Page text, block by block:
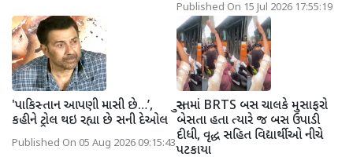
Published On 15 Jul 2026 17:55:19
'પાકિસ્તાન આપણી માસી છે…’,
કહીને ટ્રોલ થઇ રહ્યા છે સની દેઓલ
Published On 05 Aug 2026 09:15:43
સુરતમાં BRTS બસ ચાલકે મુસાફરો
બેસતા હતા ત્યારે જ બસ ઉપાડી
દીધી, વૃદ્ધ સહિત વિદ્યાર્થીઓ નીચે
પટકાયા